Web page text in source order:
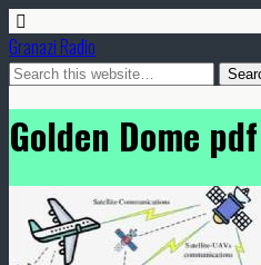
Granazi Radio
Golden Dome pdf